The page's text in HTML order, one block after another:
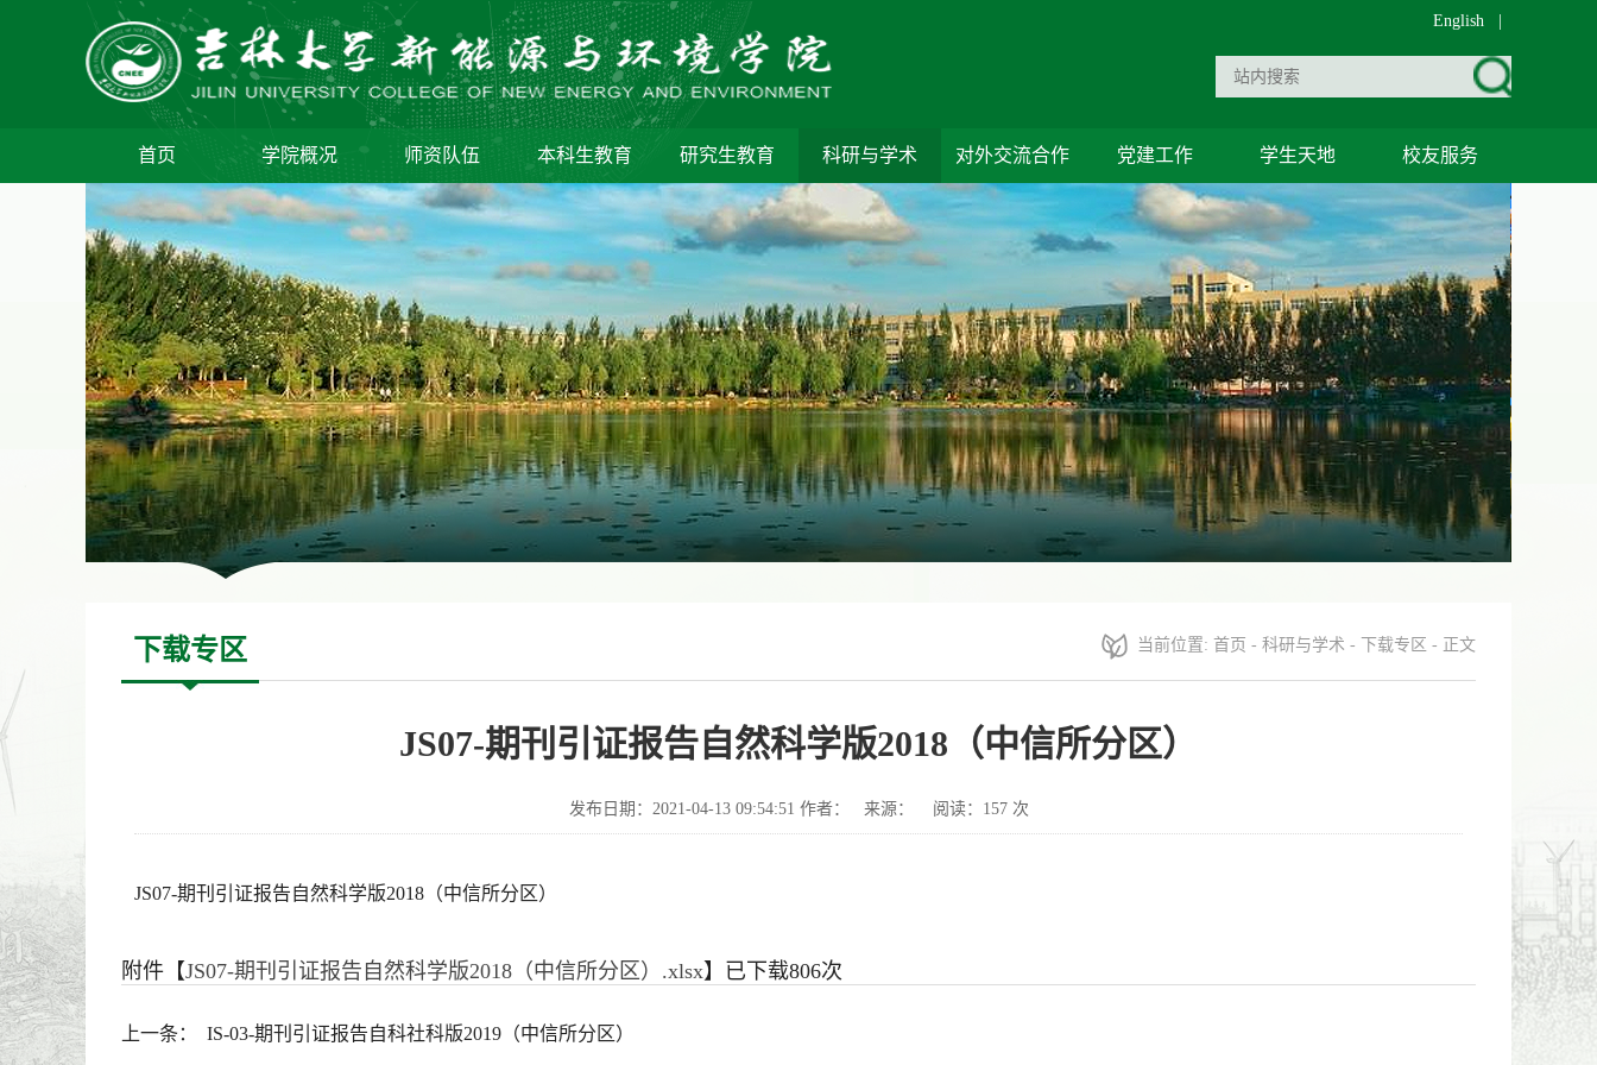
English
首页 学院概况 师资队伍 本科生教育 研究生教育 科研与学术 对外交流合作 党建工作 学生天地 校友服务
下载专区 当前位置: 首页 - 科研与学术 - 下载专区 - 正文
JS07-期刊引证报告自然科学版2018（中信所分区）
发布日期：2021-04-13 09:54:51 作者： 来源： 阅读： 157次
JS07-期刊引证报告自然科学版2018（中信所分区）
附件【JS07-期刊引证报告自然科学版2018（中信所分区）.xlsx】已下载806次
上一条： IS-03-期刊引证报告自科社科版2019（中信所分区）